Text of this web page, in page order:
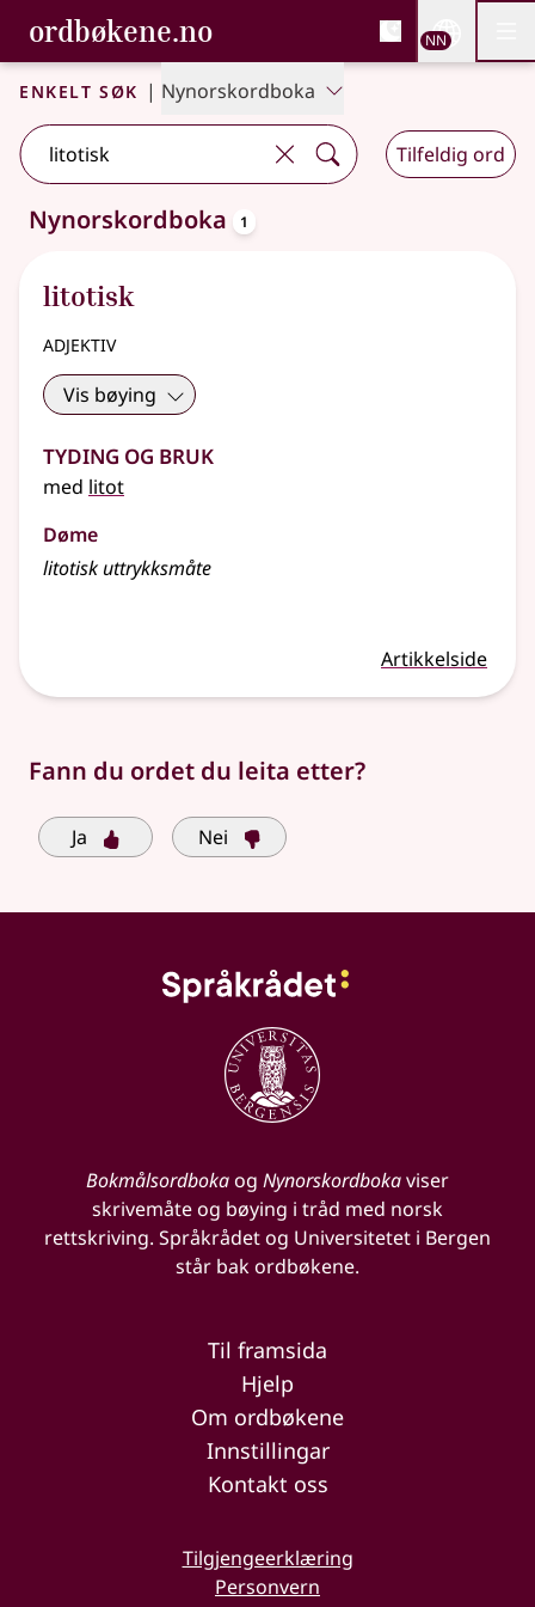
Gå til hovudinnhald
Tilgjenge
ordbøkene.no, Bokmålsordboka og
Bokmålsordboka og Nynorskordboka
NN
Enkelt søk | Nynorskordboka
Tilfeldig ord
Eitt treff.Ytterlegare søkjeforslag tilgjengelege
Nynorskordboka 1
litotisk
adjektiv
Vis bøying
Tyding og bruk
med litot
Døme
litotisk uttrykksmåte
Artikkelside
Fann du ordet du leita etter?
Ja Nei
Bokmålsordbokaog Nynorskordbokaviser
skrivemåte og bøying i tråd med norsk
rettskriving. Språkrådet og Universitetet i Bergen
står bak ordbøkene.
Til framsida
Hjelp
Om ordbøkene
Innstillingar
Kontakt oss
Tilgjengeerklæring
Personvern